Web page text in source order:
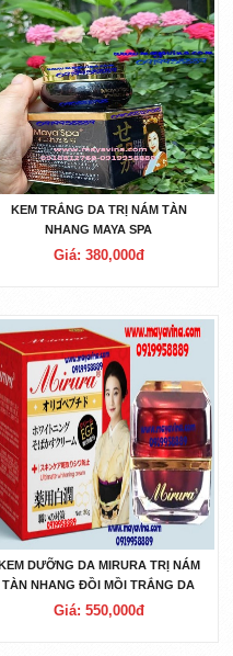
KEM TRẮNG DA TRỊ NÁM TÀN
NHANG MAYA SPA
Giá: 380,000đ
DƯỠNG DA MIRURA TRỊ NÁM
TÀN NHANG ĐỒI MỒI TRẮNG DA
CHỐNG LÃO HÓA MỤN THÂM
Giá: 550,000đ